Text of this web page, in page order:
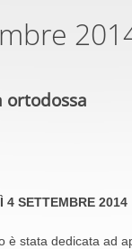
ortodossa
4 SETTEMBRE 2014
è stata dedicata ad